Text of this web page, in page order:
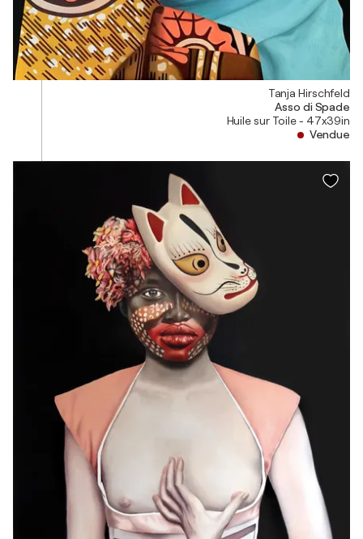
Tanja Hirschfeld
Asso di Spade
Huile sur Toile - 47x39in
Vendue